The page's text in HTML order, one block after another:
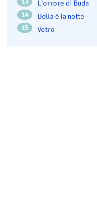
L'orrore di Buda
14 Bella è la notte
15 Vetro